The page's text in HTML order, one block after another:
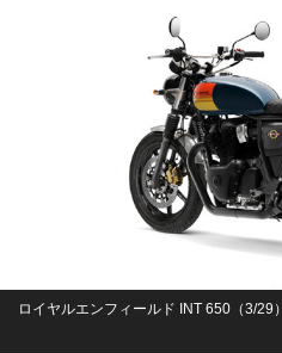
ロイヤルエンフィールド INT 650（3/29）